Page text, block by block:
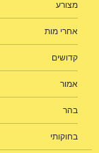
מצורע
אחרי מות
קדושים
אמור
בהר
בחוקותי